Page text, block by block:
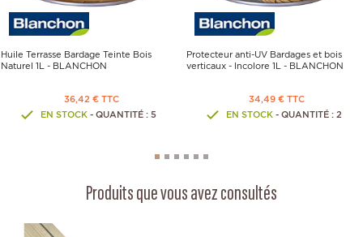
Huile Terrasse Bardage Teinte Bois
Naturel 1L - BLANCHON
36,42 € TTC
EN STOCK - QUANTITÉ : 5
Protecteur anti-UV Bardages et bois
verticaux - Incolore 1L - BLANCHON
34,49 € TTC
EN STOCK - QUANTITÉ : 2
Produits que vous avez consultés